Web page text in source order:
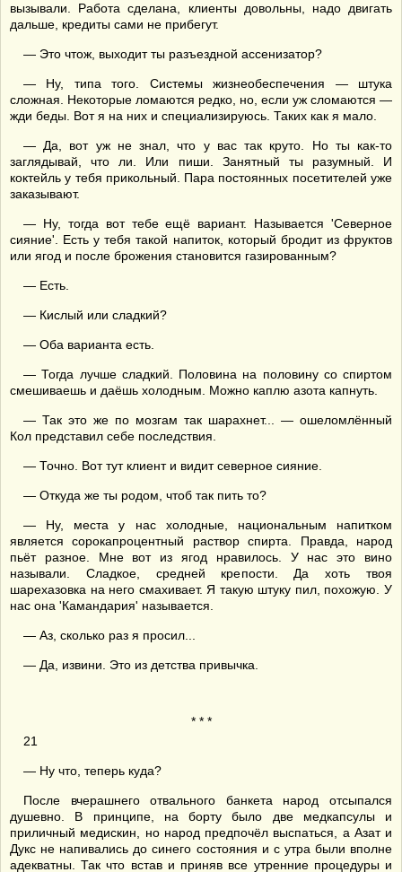
вызывали. Работа сделана, клиенты довольны, надо двигать
дальше, кредиты сами не прибегут.
— Это чтож, выходит ты разъездной ассенизатор?
— Ну, типа того. Системы жизнеобеспечения — штука
сложная. Некоторые ломаются редко, но, если уж сломаются —
жди беды. Вот я на них и специализируюсь. Таких как я мало.
— Да, вот уж не знал, что у вас так круто. Но ты как-то
заглядывай, что ли. Или пиши. Занятный ты разумный. И
коктейль у тебя прикольный. Пара постоянных посетителей уже
заказывают.
— Ну, тогда вот тебе ещё вариант. Называется 'Северное
сияние'. Есть у тебя такой напиток, который бродит из фруктов
или ягод и после брожения становится газированным?
— Есть.
— Кислый или сладкий?
— Оба варианта есть.
— Тогда лучше сладкий. Половина на половину со спиртом
смешиваешь и даёшь холодным. Можно каплю азота капнуть.
— Так это же по мозгам так шарахнет... — ошеломлённый
Кол представил себе последствия.
— Точно. Вот тут клиент и видит северное сияние.
— Откуда же ты родом, чтоб так пить то?
— Ну, места у нас холодные, национальным напитком
является сорокапроцентный раствор спирта. Правда, народ
пьёт разное. Мне вот из ягод нравилось. У нас это вино
называли. Сладкое, средней крепости. Да хоть твоя
шарехазовка на него смахивает. Я такую штуку пил, похожую. У
нас она 'Камандария' называется.
— Аз, сколько раз я просил...
— Да, извини. Это из детства привычка.
* * *
21
— Ну что, теперь куда?
После вчерашнего отвального банкета народ отсыпался
душевно. В принципе, на борту было две медкапсулы и
приличный медискин, но народ предпочёл выспаться, а Азат и
Дукс не напивались до синего состояния и с утра были вполне
адекватны. Так что встав и приняв все утренние процедуры и